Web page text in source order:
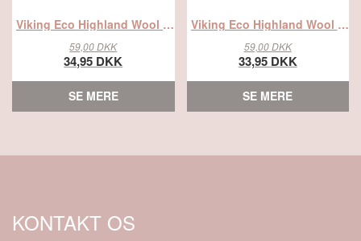
Viking Eco Highland Wool 268 lilla, Uldgarn, fra Viking
59,00 DKK
34,95 DKK
SE MERE
Viking Eco Highland Wool 233 Mørk grøn, Uldgarn, fra Viking
59,00 DKK
33,95 DKK
SE MERE
KONTAKT OS